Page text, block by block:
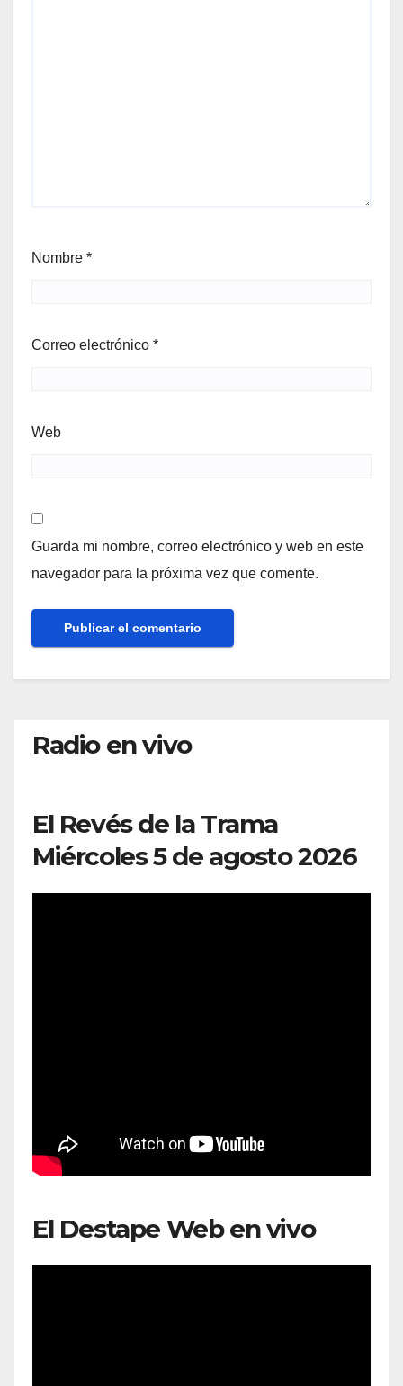
Nombre *
Correo electrónico *
Web
Guarda mi nombre, correo electrónico y web en este
navegador para la próxima vez que comente.
Radio en vivo
El Revés de la Trama
Miércoles 5 de agosto 2026
El Destape Web en vivo